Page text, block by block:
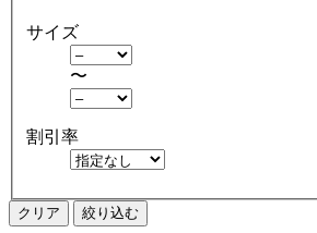
サイズ
〜
割引率
クリア 絞り込む